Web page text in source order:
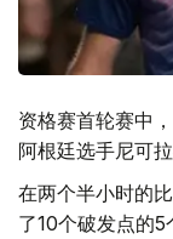
资格赛首轮赛中
阿根廷选手尼可拉
在两个半小时的
了10个破发点的